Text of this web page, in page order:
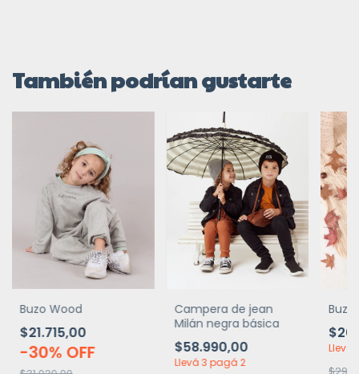
También podrían gustarte
Buzo Wood
$21.715,00
-30% OFF
Campera de jean
Milán negra básica
$58.990,00
Llevá 3 pagá 2
Llevá